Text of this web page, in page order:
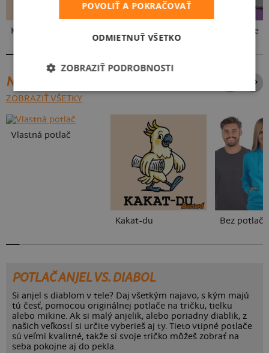
Kakat-du V presse Vo forme
NAJPREDÁVANEJŠIE POTLAČE
ZOBRAZIŤ VŠETKY
Vlastná potlač
Kakat-du Bez potlače
POTLAČ ANJEL VS. DIABOL
Si anjel s diablom v tele? Daj všetkým najavo, s kým majú
tú česť, pomocou originálnej potlače na tričku, tielku
alebo mikine. Ak si malý anjelik, alebo poriadny diablik, z
našich veľkostí si určite vyberieš aj ty. Tieto vtipné potlače
sú veľmi kvalitné, takže si svoje tričko môžeš zobrať na
seba pokojne aj do pekla.
POVOLIŤ A POKRAČOVAŤ
ODMIETNUŤ VŠETKO
ZOBRAZIŤ PODROBNOSTI